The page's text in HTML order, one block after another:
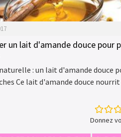
un lait d'amande douce pour
: un lait d'amande douce
Ce lait d'amande douce
Donnez